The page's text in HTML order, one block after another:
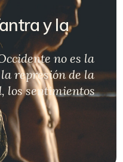
y la
no es la
represión de la
los sentimientos